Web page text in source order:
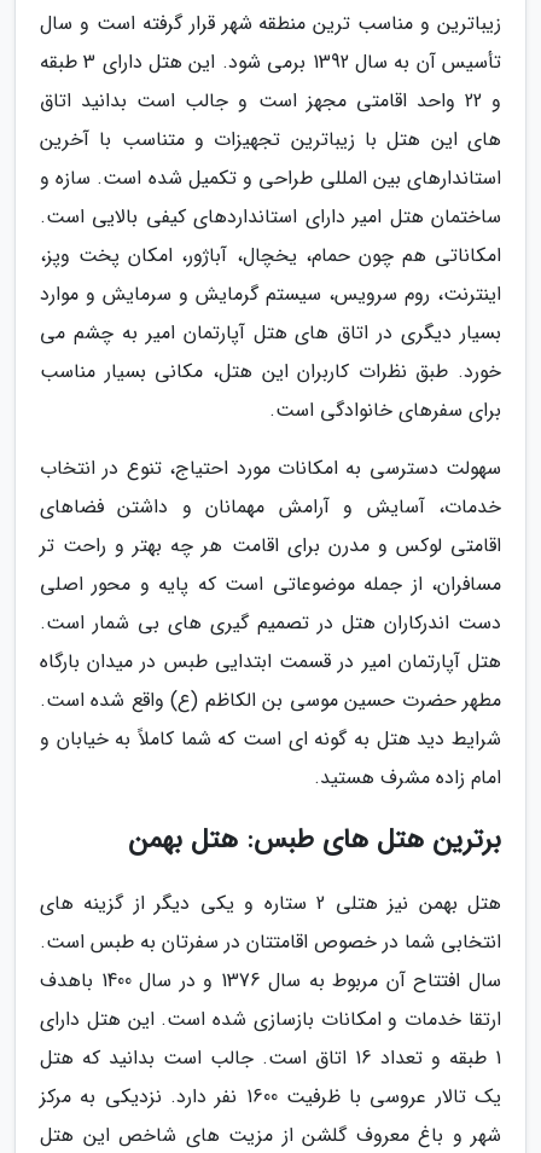
زیباترین و مناسب ترین منطقه شهر قرار گرفته است و سال
تأسیس آن به سال 1392 برمی شود. این هتل دارای 3 طبقه
و 22 واحد اقامتی مجهز است و جالب است بدانید اتاق
های این هتل با زیباترین تجهیزات و متناسب با آخرین
استاندارهای بین المللی طراحی و تکمیل شده است. سازه و
ساختمان هتل امیر دارای استانداردهای کیفی بالایی است.
امکاناتی هم چون حمام، یخچال، آباژور، امکان پخت وپز،
اینترنت، روم سرویس، سیستم گرمایش و سرمایش و موارد
بسیار دیگری در اتاق های هتل آپارتمان امیر به چشم می
خورد. طبق نظرات کاربران این هتل، مکانی بسیار مناسب
برای سفرهای خانوادگی است.
سهولت دسترسی به امکانات مورد احتیاج، تنوع در انتخاب
خدمات، آسایش و آرامش مهمانان و داشتن فضاهای
اقامتی لوکس و مدرن برای اقامت هر چه بهتر و راحت تر
مسافران، از جمله موضوعاتی است که پایه و محور اصلی
دست اندرکاران هتل در تصمیم گیری های بی شمار است.
هتل آپارتمان امیر در قسمت ابتدایی طبس در میدان بارگاه
مطهر حضرت حسین موسی بن الکاظم (ع) واقع شده است.
شرایط دید هتل به گونه ای است که شما کاملاً به خیابان و
امام زاده مشرف هستید.
برترین هتل های طبس: هتل بهمن
هتل بهمن نیز هتلی 2 ستاره و یکی دیگر از گزینه های
انتخابی شما در خصوص اقامتتان در سفرتان به طبس است.
سال افتتاح آن مربوط به سال 1376 و در سال 1400 باهدف
ارتقا خدمات و امکانات بازسازی شده است. این هتل دارای
1 طبقه و تعداد 16 اتاق است. جالب است بدانید که هتل
یک تالار عروسی با ظرفیت 1600 نفر دارد. نزدیکی به مرکز
شهر و باغ معروف گلشن از مزیت های شاخص این هتل